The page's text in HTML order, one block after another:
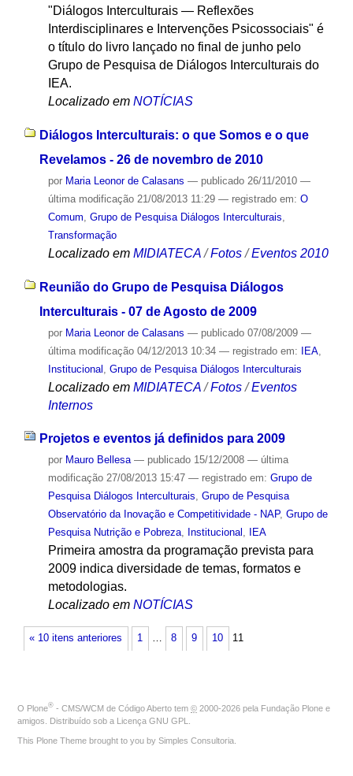
"Diálogos Interculturais — Reflexões
Interdisciplinares e Intervenções Psicossociais" é
o título do livro lançado no final de junho pelo
Grupo de Pesquisa de Diálogos Interculturais do
IEA.
Localizado em NOTÍCIAS
Diálogos Interculturais: o que Somos e o que
Revelamos - 26 de novembro de 2010
por Maria Leonor de Calasans — publicado26/11/2010 —
última modificação21/08/2013 11:29 — registrado em: O
Comum Grupo de Pesquisa Diálogos Interculturais
Transformação
Localizado em MIDIATECA /Fotos /Eventos 2010
Reunião do Grupo de Pesquisa Diálogos
Interculturais - 07 de Agosto de 2009
por Maria Leonor de Calasans — publicado07/08/2009 —
última modificação04/12/2013 10:34 — registrado em: IEA,
Institucional Grupo de Pesquisa Diálogos Interculturais
Localizado em MIDIATECA /Fotos /Eventos
Internos
Projetos e eventos já definidos para 2009
por Mauro Bellesa — publicado15/12/2008 — última
modificação27/08/2013 15:47 — registrado em: Grupo de
Pesquisa Diálogos Interculturais, Grupo de Pesquisa
Observatório da Inovação e Competitividade - NAP, Grupo de
Pesquisa Nutrição e Pobreza, Institucional , IEA
Primeira amostra da programação prevista para
2009 indica diversidade de temas, formatos e
metodologias.
Localizado em NOTÍCIAS
« 10 itens anteriores 1 … 8 9 10 11
O Plone® - CMS/WCM de Código Aberto tem © 2000-2026 pela Fundação Plone e
amigos. Distribuído sob a Licença GNU GPL
This Plone Theme brought to you by Simples Consultoria